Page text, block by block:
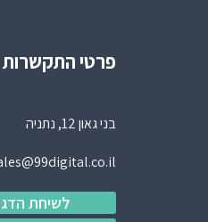
פרטי התקשרות
בני גאון 12, נתניה
לשיחת